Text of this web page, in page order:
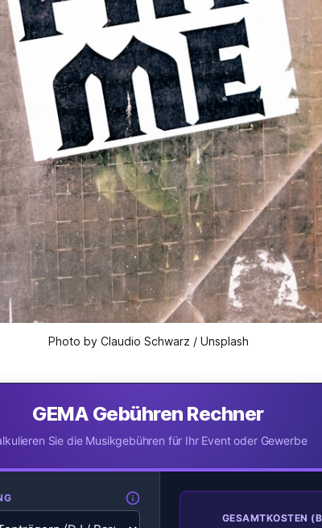
Photo by Claudio Schwarz / Unsplash
GEMA Gebühren Rechner
Sie die Musikgebühren für Ihr Event oder Gewerbe
GESAMTKOSTEN